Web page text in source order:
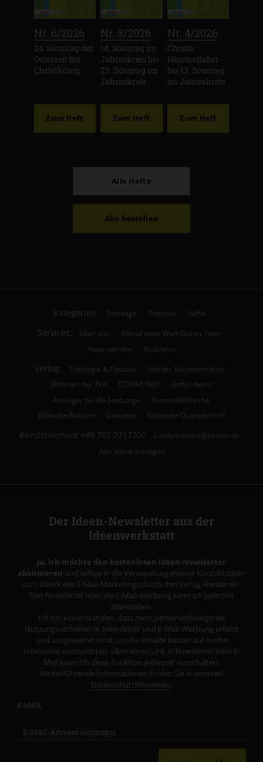
Nr. 6/2026
24. Sonntag der
Osterzeit bis
Christkönig
Zum Heft
Nr. 5/2026
14. Sonntag im
Jahreskreis bis
23. Sonntag im
Jahreskreis
Zum Heft
Nr. 4/2026
Christi
Himmelfahrt
bis 13. Sonntag
im Jahreskreis
Zum Heft
Alle Hefte
Abo bestellen
Kategorien: Sonntage Themen Hefte
Services: Über uns
Ablauf einer Wort-Gottes-Feier
Autor werden
Redaktion
Verlag: Theologie & Pastoral
Herder Korrespondenz
Stimmen der Zeit
COMMUNIO
Gottesdienst
Anzeiger für die Seelsorge
Forum Weltkirche
Biblische Notizen
Diakonia Römische Quartalschrift
Kundenservice +49 761 2717200
kundenservice@herder.de
Abo online kündigen
Der Ideen-Newsletter aus der
Ideenwerkstatt
Ja, ich möchte den kostenlosen Ideen-Newsletter
abonnieren und willige in die Verwendung meiner Kontaktdaten
zum Zweck des E-Mail-Marketings durch den Verlag Herder ein.
Den Newsletter oder die E-Mail-Werbung kann ich jederzeit
abbestellen.
Ich bin einverstanden, dass mein personenbezogenes
Nutzungsverhalten in Newsletter und E-Mail-Werbung erfasst
und ausgewertet wird, um die Inhalte besser auf meine
Interessen auszurichten. Über einen Link in Newsletter oder E-
Mail kann ich diese Funktion jederzeit ausschalten.
Weiterführende Informationen finden Sie in unseren
Datenschutzhinweisen
E-MAIL